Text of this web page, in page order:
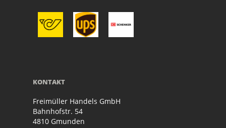
KONTAKT
Freimüller Handels GmbH
Bahnhofstr. 54
4810 Gmunden